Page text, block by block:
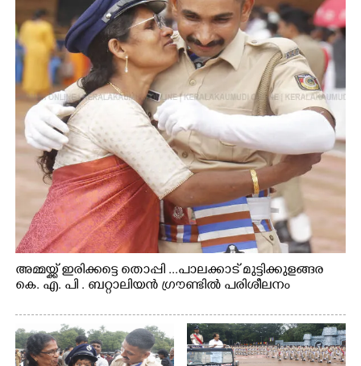
അമ്മയ്ക്ക് ഇരിക്കട്ടെ തൊപ്പി ...പാലക്കാട് മുട്ടിക്കുളങ്ങര
കെ. എ. പി . ബറ്റാലിയൻ ഗ്രൗണ്ടിൽ പരിശീലനം